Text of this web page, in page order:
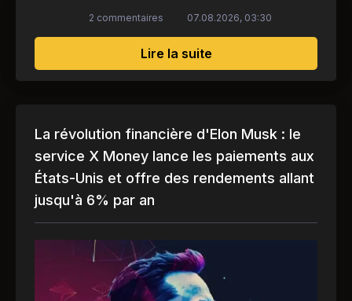
Lire la suitesur Accusations
2 commentaires 07.08.2026, 03:30
La révolution financière d'Elon Musk : le
service X Money lance les paiements aux
États-Unis et offre des rendements allant
jusqu'à 6% par an